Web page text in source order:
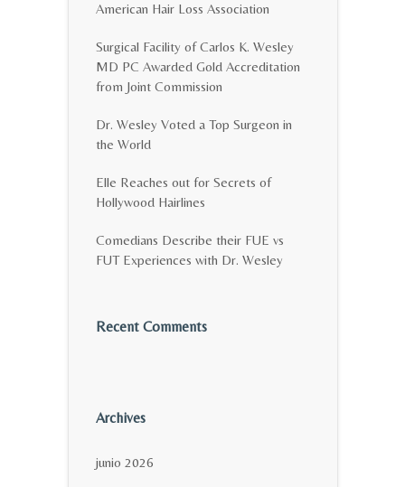
American Hair Loss Association
Surgical Facility of Carlos K. Wesley
MD PC Awarded Gold Accreditation
from Joint Commission
Dr. Wesley Voted a Top Surgeon in
the World
Elle Reaches out for Secrets of
Hollywood Hairlines
Comedians Describe their FUE vs
FUT Experiences with Dr. Wesley
Recent Comments
Archives
junio 2026